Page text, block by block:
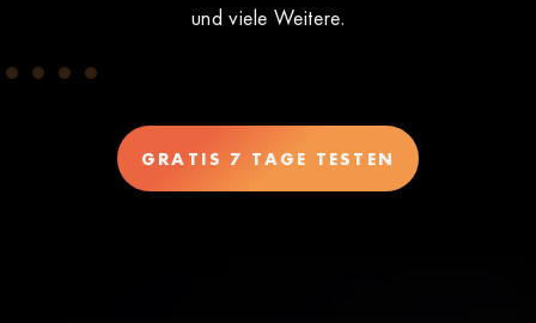
und viele Weitere.
GRATIS 7 TAGE TESTEN